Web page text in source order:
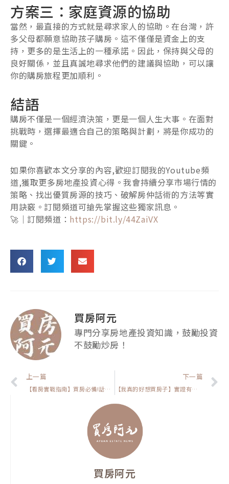
方案三：家庭資源的協助
當然，最直接的方式就是尋求家人的協助。在台灣，許
多父母都願意協助孩子購房。這不僅僅是資金上的支
持，更多的是生活上的一種承諾。因此，保持與父母的
良好關係，並且真誠地尋求他們的建議與協助，可以讓
你的購房旅程更加順利。
結語
購房不僅是一個經濟決策，更是一個人生大事。在面對
挑戰時，選擇最適合自己的策略與計劃，將是你成功的
關鍵。
如果你喜歡本文分享的內容,歡迎訂閱我的Youtube頻
道,獲取更多房地產投資心得。我會持續分享市場行情的
策略、找出優質房源的技巧、破解房仲話術的方法等實
用訣竅。訂閱頻道可搶先掌握这些獨家訊息。
🚀｜訂閱頻道： https://bit.ly/44ZaiVX
買房阿元
專門分享房地產投資知識，鼓勵投資
不鼓勵炒房！
上一頁
上一篇
【看房實戰指南】買房必備!話術攻防實戰分享：5招教你如何應對房仲，談到好價錢
下一篇
【我真的好想買房子】實證有效!破解6大購屋迷思，讓你避免買了吃虧跟上當
買房阿元